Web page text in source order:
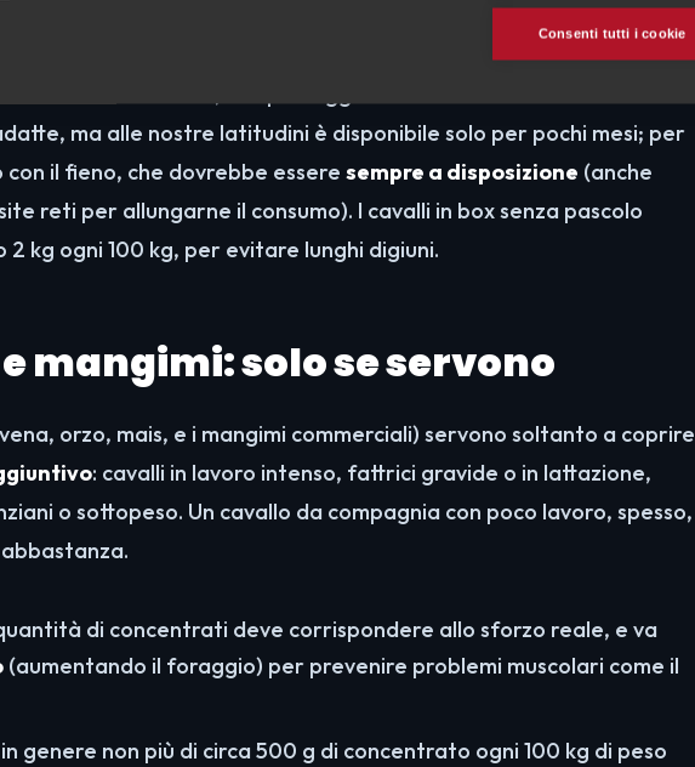
le sue fibre mantengono in salute l'intestino e la flora batterica, e
ma alle nostre latitudini è disponibile solo per pochi mesi; per
il fieno, che dovrebbe esseresempre a disposizione (anche
reti per allungarne il consumo). I cavalli in box senza pascolo
kg ogni 100 kg, per evitare lunghi digiuni.
mangimi: solo se servono
orzo, mais, e i mangimi commerciali) servono soltanto a coprire
: cavalli in lavoro intenso, fattrici gravide o in lattazione,
o sottopeso. Un cavallo da compagnia con poco lavoro, spesso,
di concentrati deve corrispondere allo sforzo reale, e va
(aumentando il foraggio) per prevenire problemi muscolari come il
in genere non più di circa 500 g di concentrato ogni 100 kg di peso
Consenti tutti i cookie